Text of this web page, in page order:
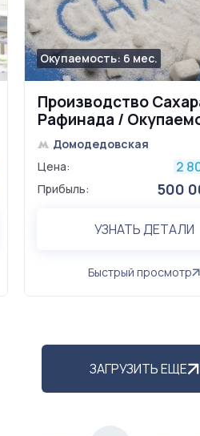
Производство
Рафинада /
менее 1 года
Окупаемость: 6 мес.
Домодедовская
Цена:
2
Прибыль: 500
УЗНАТЬ ДЕТАЛИ
Быстрый просмотр
ЗАГРУЗИТЬ ЕЩЕ